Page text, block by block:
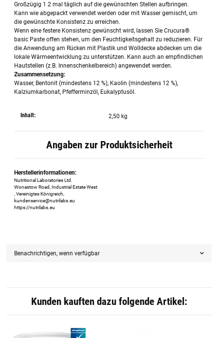
Großzügig 1 2 mal täglich auf die gewünschten Stellen aufbringen.
Kann wie abgepackt verwendet werden oder mit Wasser gemischt, um
die gewünschte Konsistenz zu erreichen.
Wenn eine festere Konsistenz gewünscht wird, lassen Sie Crucura®
basic Paste offen stehen, um den Feuchtigkeitsgehalt zu reduzieren. Für
die Anwendung am Rücken mit Plastik und Wolldecke abdecken um die
lokale Wärmeentwicklung zu unterstützen. Kann auch an empfindlichen
Hautstellen (z.B. Innenschenkelbereich) angewendet werden.
Zusammensetzung:
Wasser, Bentonit (mindestens 12 %), Kaolin (mindestens 12 %),
Kalziumkarbonat, Pfefferminzöl, Eukalyptusöl.
Inhalt: 2,50 kg
Angaben zur Produktsicherheit
Herstellerinformationen:
Nutritional Laboratories Ltd.
Wonastow Road, Industrial Estate West
, Vereinigtes Königreich,
kundenservice@nutrilabs.eu
https://nutrilabs.eu
Benachrichtigen, wenn verfügbar
Kunden kauften dazu folgende Artikel: